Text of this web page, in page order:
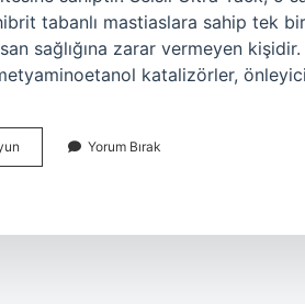
tabanlı mastiaslara sahip tek bir
sağlığına zarar vermeyen
katalizörler,
Dimetilamin
Ne
Yorum Bırak